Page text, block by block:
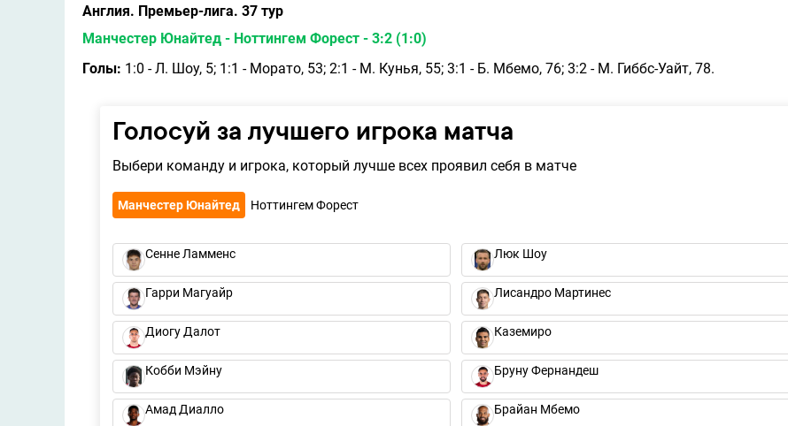
Англия. Премьер-лига. 37 тур
Манчестер Юнайтед - Ноттингем Форест - 3:2 (1:0)
Голы: 1:0 - Л. Шоу, 5; 1:1 - Морато, 53; 2:1 - М. Кунья, 55; 3:1 - Б. Мбемо, 76; 3:2 - М. Гиббс-Уайт, 78.
Голосуй за лучшего игрока матча
Выбери команду и игрока, который лучше всех проявил себя в матче
Манчестер Юнайтед Ноттингем Форест
Сенне Ламменс Люк Шоу
Гарри Магуайр Лисандро Мартинес
Диогу Далот Каземиро
Кобби Мэйну Бруну Фернандеш
Амад Диалло Брайан Мбемо